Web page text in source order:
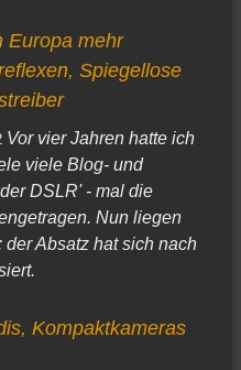
Europa mehr
Spiegellose
Vor vier Jahren hatte ich
viele Blog- und
DSLR' - mal die
Nun liegen
Absatz hat sich nach
Kompaktkameras